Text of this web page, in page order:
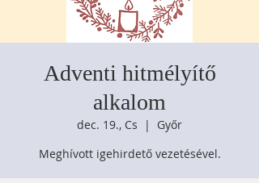
Adventi hitmélyítő
alkalom
dec. 19., Cs
  |
Győr
Meghívott igehirdető vezetésével.